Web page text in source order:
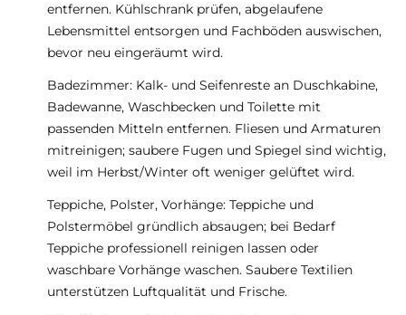
entfernen. Kühlschrank prüfen, abgelaufene
Lebensmittel entsorgen und Fachböden auswischen,
bevor neu eingeräumt wird.
Badezimmer: Kalk- und Seifenreste an Duschkabine,
Badewanne, Waschbecken und Toilette mit
passenden Mitteln entfernen. Fliesen und Armaturen
mitreinigen; saubere Fugen und Spiegel sind wichtig,
weil im Herbst/Winter oft weniger gelüftet wird.
Teppiche, Polster, Vorhänge: Teppiche und
Polstermöbel gründlich absaugen; bei Bedarf
Teppiche professionell reinigen lassen oder
waschbare Vorhänge waschen. Saubere Textilien
unterstützen Luftqualität und Frische.